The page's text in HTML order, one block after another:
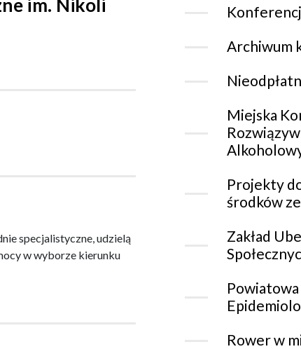
im. Nikoli
specjalistyczne, udzielą
w wyborze kierunku
Archiwum
Miejska
Projekty
środków
Zakład
Rower w